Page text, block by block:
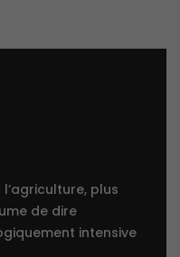
plus
de dire
intensive